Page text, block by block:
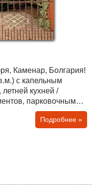
Каменар, Болгария!
кухней /
парковочным
и
Дом новый и
составляет
Подробнее »